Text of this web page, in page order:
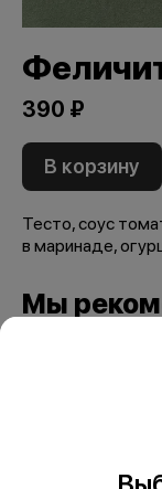
390 ₽
В корзину
Тесто, соус
в маринаде,
Мы